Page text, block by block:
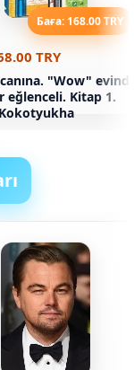
Баға: 168.00 TRY
TRY
"Wow"
eğlenceli. Kitap 1.